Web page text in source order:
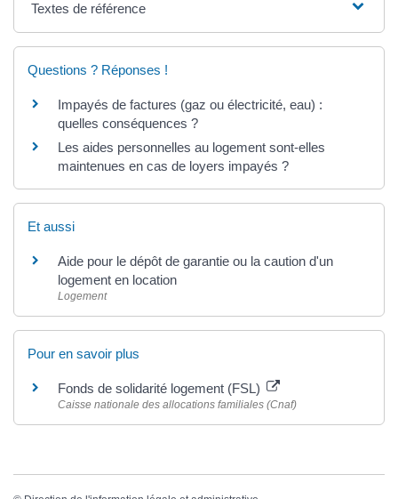
Textes de référence
Questions ? Réponses !
Impayés de factures (gaz ou électricité, eau) :
quelles conséquences ?
Les aides personnelles au logement sont-elles
maintenues en cas de loyers impayés ?
Et aussi
Aide pour le dépôt de garantie ou la caution d'un
logement en location
Logement
Pour en savoir plus
Fonds de solidarité logement (FSL)
Caisse nationale des allocations familiales (Cnaf)